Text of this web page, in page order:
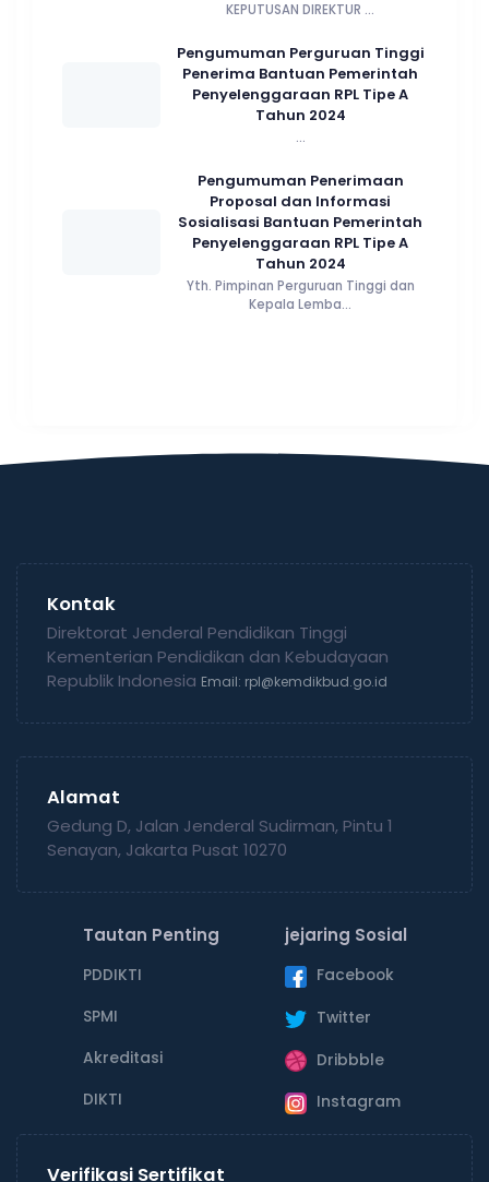
KEPUTUSAN DIREKTUR ...
Pengumuman Perguruan Tinggi
Penerima Bantuan Pemerintah
Penyelenggaraan RPL Tipe A
Tahun 2024
...
Pengumuman Penerimaan
Proposal dan Informasi
Sosialisasi Bantuan Pemerintah
Penyelenggaraan RPL Tipe A
Tahun 2024
Yth. Pimpinan Perguruan Tinggi dan
Kepala Lemba...
Kontak
Direktorat Jenderal Pendidikan Tinggi
Kementerian Pendidikan dan Kebudayaan
Republik Indonesia Email: rpl@kemdikbud.go.id
Alamat
Gedung D, Jalan Jenderal Sudirman, Pintu 1
Senayan, Jakarta Pusat 10270
Tautan Penting
PDDIKTI
SPMI
Akreditasi
DIKTI
jejaring Sosial
Facebook
Twitter
Dribbble
Instagram
Verifikasi Sertifikat